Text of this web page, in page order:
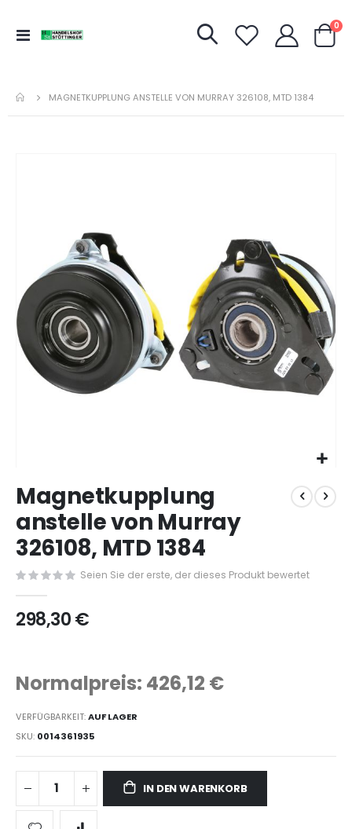
Navigation
0
MAGNETKUPPLUNG ANSTELLE VON MURRAY 326108, MTD 1384
Anfang
der
Bildergalerie
springen
Magnetkupplung
anstelle von Murray
326108, MTD 1384
Seien Sie der erste, der dieses Produkt bewertet
298,30 €
Normalpreis: 426,12 €
VERFÜGBARKEIT:AUF LAGER
SKU 0014361935
IN DEN WARENKORB